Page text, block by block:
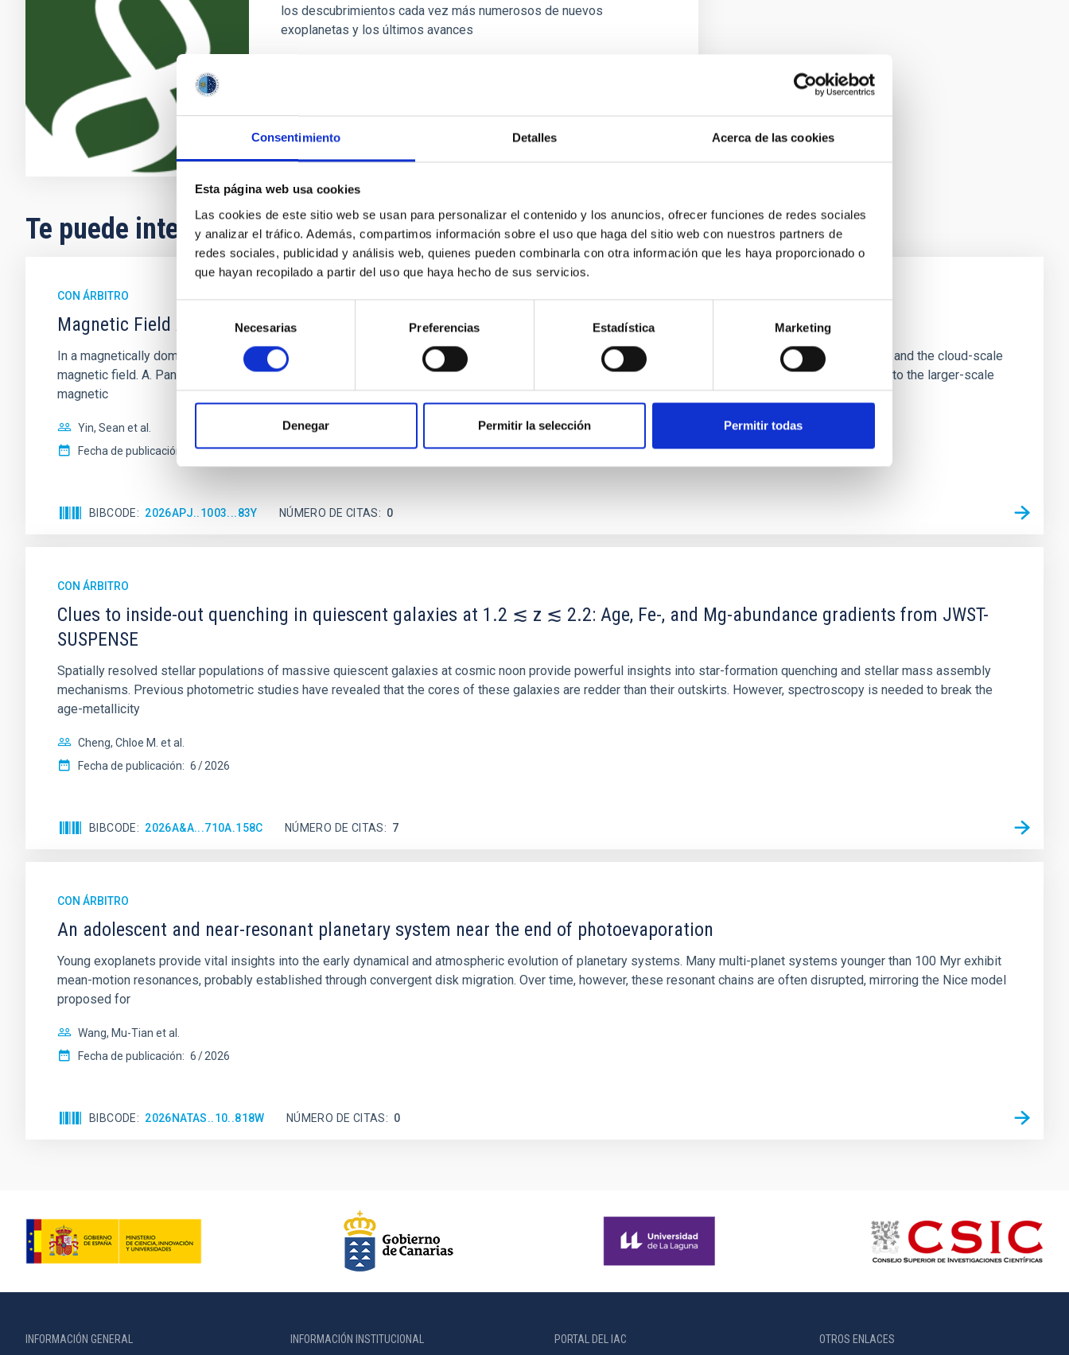
Consentimiento Detalles Acerca de las cookies
Esta página web usa cookies
Las cookies de este sitio web se usan para personalizar el contenido y los anuncios, ofrecer funciones de redes sociales
y analizar el tráfico. Además, compartimos información sobre el uso que haga del sitio web con nuestros partners de
redes sociales, publicidad y análisis web, quienes pueden combinarla con otra información que les haya proporcionado o
que hayan recopilado a partir del uso que haya hecho de sus servicios.
de
consentimiento
Necesarias Preferencias Estadística Marketing
Denegar Permitir la selección Permitir todas
los descubrimientos cada vez más numerosos de nuevos
exoplanetas y los últimos avances
Te puede interesar
CON ÁRBITRO
Magnetic Field Alignment with Dense Cores in the Transition between Cloud and Core Scales
In a magnetically dominated model of star formation, we expect to see alignments between the magnetic field orientation of star-forming dense cores and the cloud-scale
magnetic field. A. Pandhi et al. showed instead, however, that the orientation of cores and their angular momentum vectors appear random with respect to the larger-scale
magnetic
Yin, Sean et al.
Fecha de publicación:
5 2026
BIBCODE 2026APJ..1003...83Y NÚMERO DE CITAS 0
CON ÁRBITRO
Clues to inside-out quenching in quiescent galaxies at 1.2 ≲ z ≲ 2.2: Age, Fe-, and Mg-abundance gradients from JWST-
SUSPENSE
Spatially resolved stellar populations of massive quiescent galaxies at cosmic noon provide powerful insights into star-formation quenching and stellar mass assembly
mechanisms. Previous photometric studies have revealed that the cores of these galaxies are redder than their outskirts. However, spectroscopy is needed to break the
age-metallicity
Cheng, Chloe M. et al.
Fecha de publicación: 6 2026
BIBCODE 2026A&A...710A.158C NÚMERO DE CITAS 7
CON ÁRBITRO
An adolescent and near-resonant planetary system near the end of photoevaporation
Young exoplanets provide vital insights into the early dynamical and atmospheric evolution of planetary systems. Many multi-planet systems younger than 100 Myr exhibit
mean-motion resonances, probably established through convergent disk migration. Over time, however, these resonant chains are often disrupted, mirroring the Nice model
proposed for
Wang, Mu-Tian et al.
Fecha de publicación: 6 2026
BIBCODE 2026NATAS..10..818W NÚMERO DE CITAS 0
INFORMACIÓN GENERAL INFORMACIÓN INSTITUCIONAL PORTAL DEL IAC OTROS ENLACES